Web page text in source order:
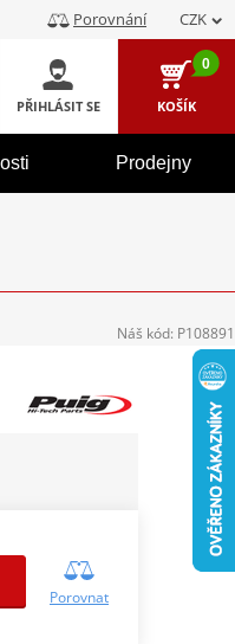
Porovnání CZK
PŘIHLÁSIT SE
0
KOŠÍK
Prodejny
Porovnat
Náš kód: P108891